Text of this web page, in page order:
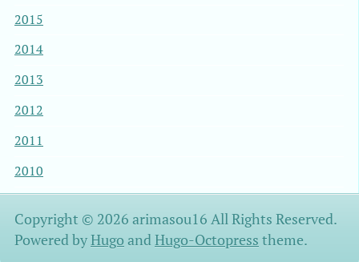
2015
2014
2013
2012
2011
2010
Copyright © 2026 arimasou16 All Rights Reserved.
Powered byHugo andHugo-Octopress theme.